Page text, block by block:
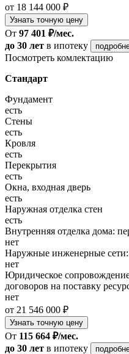
от 18 144 000 ₽
Узнать точную цену
От 97 401 ₽/мес.
до 30 лет в ипотеку
Посмотреть комлектацию
Стандарт
Фундамент
есть
Стены
есть
Кровля
есть
Перекрытия
есть
Окна, входная дверь
есть
Наружная отделка стен
есть
Внутренняя отделка дома:
нет
Наружные инженерные сети:
нет
Юридическое
договоров на поставку
нет
от 21 546 000 ₽
Узнать точную цену
От 115 664 ₽/мес.
до 30 лет в ипотеку